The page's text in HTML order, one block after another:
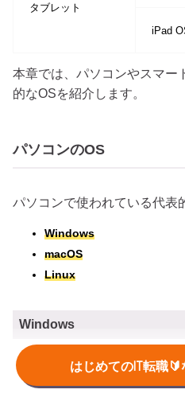
はじめてのIT転職🔰
タブレット
iPad
本章では、パソコンやスマー
的なOSを紹介します。
パソコンのOS
パソコンで使われている代表
Windows
macOS
Linux
Windows
OSの中でも世界中で広く知